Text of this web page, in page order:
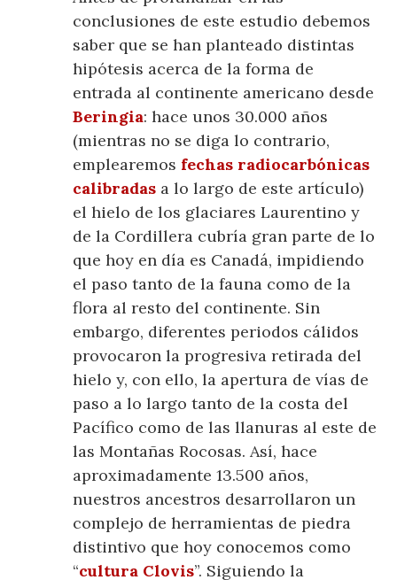
conclusiones de este estudio debemos
saber que se han planteado distintas
hipótesis acerca de la forma de
entrada al continente americano desde
Beringia: hace unos 30.000 años
(mientras no se diga lo contrario,
emplearemos fechas radiocarbónicas
calibradas a lo largo de este artículo)
el hielo de los glaciares Laurentino y
de la Cordillera cubría gran parte de lo
que hoy en día es Canadá, impidiendo
el paso tanto de la fauna como de la
flora al resto del continente. Sin
embargo, diferentes periodos cálidos
provocaron la progresiva retirada del
hielo y, con ello, la apertura de vías de
paso a lo largo tanto de la costa del
Pacífico como de las llanuras al este de
las Montañas Rocosas. Así, hace
aproximadamente 13.500 años,
nuestros ancestros desarrollaron un
complejo de herramientas de piedra
distintivo que hoy conocemos como
“cultura Clovis”. Siguiendo la